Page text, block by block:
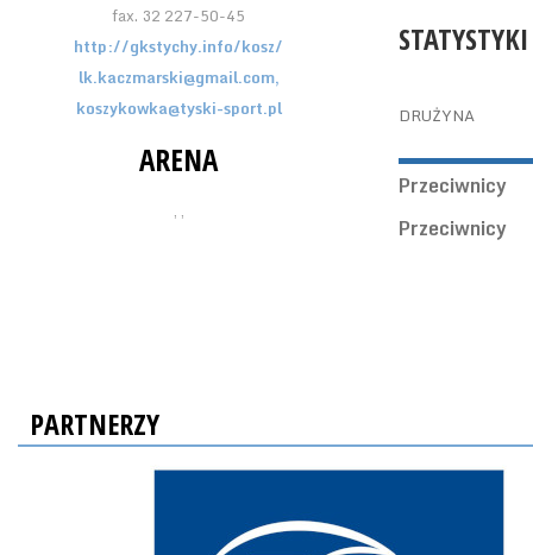
fax. 32 227-50-45
http://gkstychy.info/kosz/
lk.kaczmarski@gmail.com,
koszykowka@tyski-sport.pl
ARENA
, ,
DRUŻYNA
Przeciwnicy
Przeciwnicy
PARTNERZY